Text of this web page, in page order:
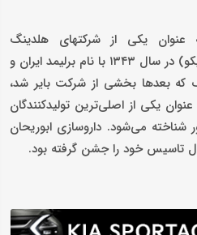
عنوان یکی از شرکتهای هلدینگ
سرمایه‌گذاری دارویی تأمین (تیپیکو) در سال ۱۳۴۳ با نام برلیمد ایران و
که بعدها بخشی از شرکت بایر شد،
یکی از اصلی‌ترین تولیدکنندگان
شناخته می‌شود. داروسازی ابوریحان
تاسیس خود را جشن گرفته بود.